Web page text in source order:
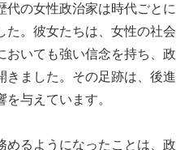
代の女性政治家は時代ごとに
た。彼女たちは、女性の社会
おいても強い信念を持ち、政
きました。その足跡は、後進
与えています。
めるようになったことは、政